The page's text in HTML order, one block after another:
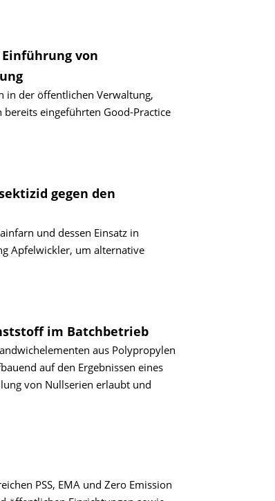
von
in der öffentlichen Verwaltung,
eingeführten Good-Practice
gegen den
und dessen Einsatz in
Apfelwickler, um alternative
im Batchbetrieb
aus Polypropylen
auf den Ergebnissen eines
von Nullserien erlaubt und
PSS, EMA und Zero Emission